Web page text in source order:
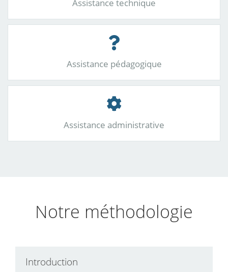
Assistance technique
Assistance pédagogique
Assistance administrative
Notre méthodologie
Introduction